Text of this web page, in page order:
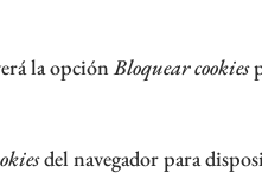
la opciónBloquear cookies
del navegador para